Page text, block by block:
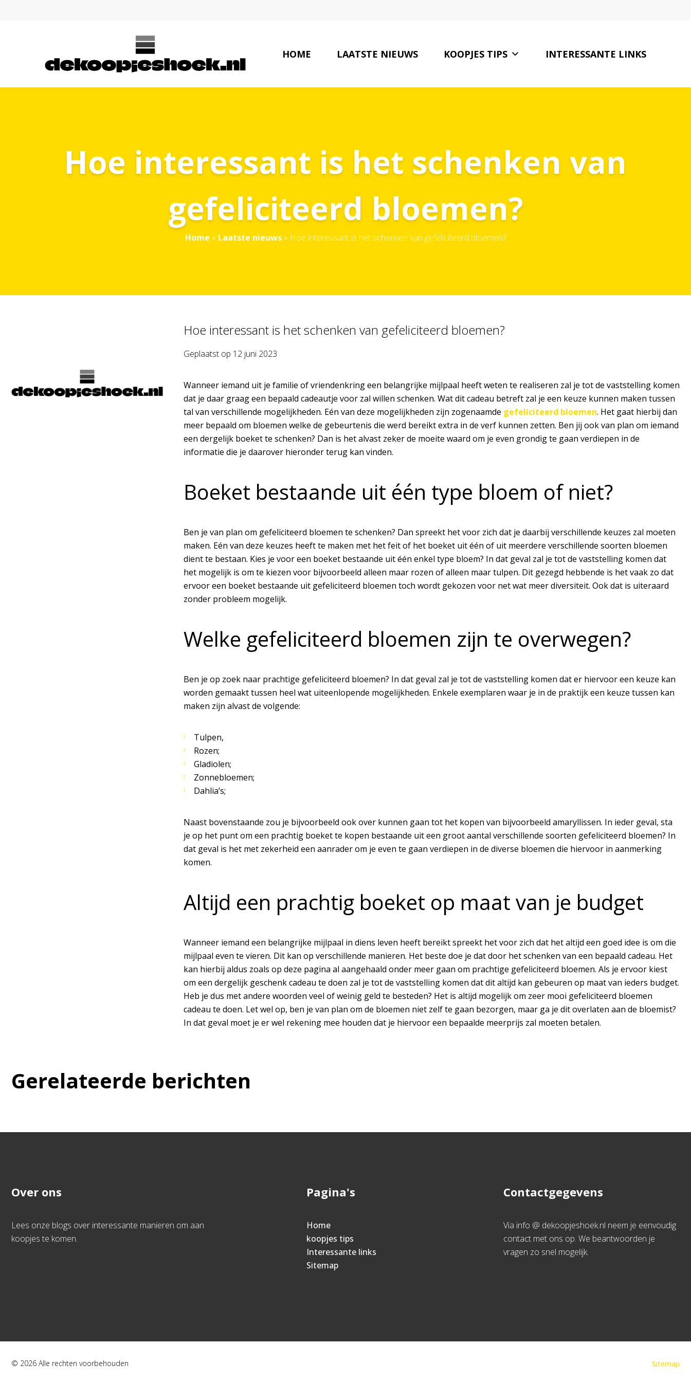
HOME LAATSTE NIEUWS KOOPJES TIPS INTERESSANTE LINKS
Hoe interessant is het schenken van
gefeliciteerd bloemen?
Home » Laatste nieuws » Hoe interessant is het schenken van gefeliciteerd bloemen?
Hoe interessant is het schenken van gefeliciteerd bloemen?
Geplaatst op 12 juni 2023
Wanneer iemand uit je familie of vriendenkring een belangrijke mijlpaal heeft weten te realiseren zal je tot de vaststelling komen
dat je daar graag een bepaald cadeautje voor zal willen schenken. Wat dit cadeau betreft zal je een keuze kunnen maken tussen
tal van verschillende mogelijkheden. Eén van deze mogelijkheden zijn zogenaamde gefeliciteerd bloemen. Het gaat hierbij dan
meer bepaald om bloemen welke de gebeurtenis die werd bereikt extra in de verf kunnen zetten. Ben jij ook van plan om iemand
een dergelijk boeket te schenken? Dan is het alvast zeker de moeite waard om je even grondig te gaan verdiepen in de
informatie die je daarover hieronder terug kan vinden.
Boeket bestaande uit één type bloem of niet?
Ben je van plan om gefeliciteerd bloemen te schenken? Dan spreekt het voor zich dat je daarbij verschillende keuzes zal moeten
maken. Eén van deze keuzes heeft te maken met het feit of het boeket uit één of uit meerdere verschillende soorten bloemen
dient te bestaan. Kies je voor een boeket bestaande uit één enkel type bloem? In dat geval zal je tot de vaststelling komen dat
het mogelijk is om te kiezen voor bijvoorbeeld alleen maar rozen of alleen maar tulpen. Dit gezegd hebbende is het vaak zo dat
ervoor een boeket bestaande uit gefeliciteerd bloemen toch wordt gekozen voor net wat meer diversiteit. Ook dat is uiteraard
zonder probleem mogelijk.
Welke gefeliciteerd bloemen zijn te overwegen?
Ben je op zoek naar prachtige gefeliciteerd bloemen? In dat geval zal je tot de vaststelling komen dat er hiervoor een keuze kan
worden gemaakt tussen heel wat uiteenlopende mogelijkheden. Enkele exemplaren waar je in de praktijk een keuze tussen kan
maken zijn alvast de volgende:
Tulpen,
Rozen;
Gladiolen;
Zonnebloemen;
Dahlia’s;
Naast bovenstaande zou je bijvoorbeeld ook over kunnen gaan tot het kopen van bijvoorbeeld amaryllissen. In ieder geval, sta
je op het punt om een prachtig boeket te kopen bestaande uit een groot aantal verschillende soorten gefeliciteerd bloemen? In
dat geval is het met zekerheid een aanrader om je even te gaan verdiepen in de diverse bloemen die hiervoor in aanmerking
komen.
Altijd een prachtig boeket op maat van je budget
Wanneer iemand een belangrijke mijlpaal in diens leven heeft bereikt spreekt het voor zich dat het altijd een goed idee is om die
mijlpaal even te vieren. Dit kan op verschillende manieren. Het beste doe je dat door het schenken van een bepaald cadeau. Het
kan hierbij aldus zoals op deze pagina al aangehaald onder meer gaan om prachtige gefeliciteerd bloemen. Als je ervoor kiest
om een dergelijk geschenk cadeau te doen zal je tot de vaststelling komen dat dit altijd kan gebeuren op maat van ieders budget.
Heb je dus met andere woorden veel of weinig geld te besteden? Het is altijd mogelijk om zeer mooi gefeliciteerd bloemen
cadeau te doen. Let wel op, ben je van plan om de bloemen niet zelf te gaan bezorgen, maar ga je dit overlaten aan de bloemist?
In dat geval moet je er wel rekening mee houden dat je hiervoor een bepaalde meerprijs zal moeten betalen.
Gerelateerde berichten
Over ons
Lees onze blogs over interessante manieren om aan
koopjes te komen.
Pagina's
Home
koopjes tips
Interessante links
Sitemap
Contactgegevens
Via info @ dekoopjeshoek.nl neem je eenvoudig
contact met ons op. We beantwoorden je
vragen zo snel mogelijk.
© 2026 Alle rechten voorbehouden Sitemap